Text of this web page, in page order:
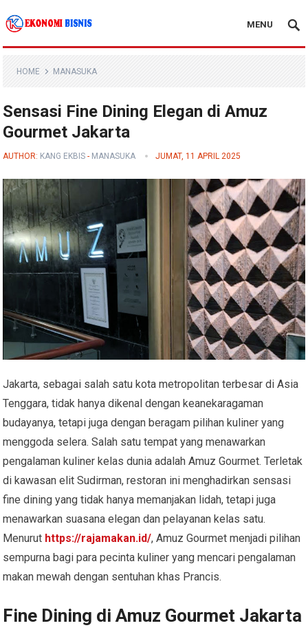
Kanal Ekonomi Bisnis
MENU
HOME MANASUKA
Sensasi Fine Dining Elegan di Amuz
Gourmet Jakarta
AUTHOR: KANG EKBIS - MANASUKA JUMAT, 11 APRIL 2025
Jakarta, sebagai salah satu kota metropolitan terbesar di Asia
Tenggara, tidak hanya dikenal dengan keanekaragaman
budayanya, tetapi juga dengan beragam pilihan kuliner yang
menggoda selera. Salah satu tempat yang menawarkan
pengalaman kuliner kelas dunia adalah Amuz Gourmet. Terletak
di kawasan elit Sudirman, restoran ini menghadirkan sensasi
fine dining yang tidak hanya memanjakan lidah, tetapi juga
menawarkan suasana elegan dan pelayanan kelas satu.
Menurut https://rajamakan.id/, Amuz Gourmet menjadi pilihan
sempurna bagi para pecinta kuliner yang mencari pengalaman
makan mewah dengan sentuhan khas Prancis.
Fine Dining di Amuz Gourmet Jakarta